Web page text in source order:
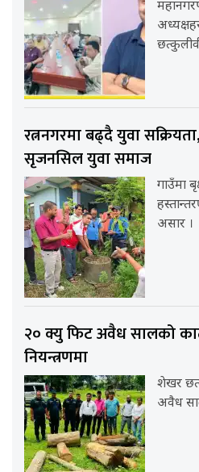
रत्ननगरमा बढ्दै युवा
सृजनसिल युवा समाज
गाउँमा
असार ।
२० क्यु फिट अवैध सालको काठ
नियन्त्रणमा
शेखर
अवैध